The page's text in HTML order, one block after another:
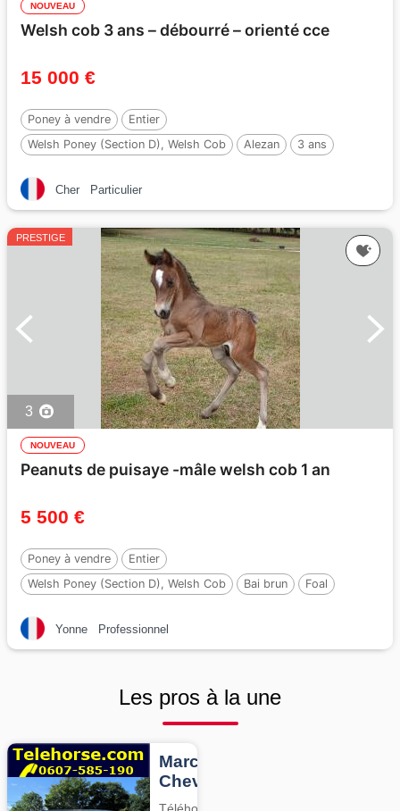
NOUVEAU
Welsh cob 3 ans – débourré – orienté cce
15 000 €
Poney à vendre
Entier
Welsh Poney (Section D), Welsh Cob
Alezan
3 ans
Cher
Particulier
PRESTIGE
3
NOUVEAU
Peanuts de puisaye -mâle welsh cob 1 an
5 500 €
Poney à vendre
Entier
Welsh Poney (Section D), Welsh Cob
Bai brun
Foal
Yonne
Professionnel
Les pros à la une
Marcheurs
Chevaux